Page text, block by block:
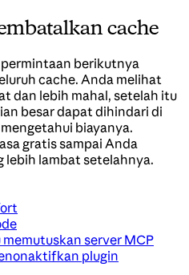
cache
berikutnya
cache. Anda melihat
dan lebih mahal, setelah itu
besar dapat dihindari di
biayanya.
gratis sampai Anda
lebih lambat setelahnya.
server MCP
plugin